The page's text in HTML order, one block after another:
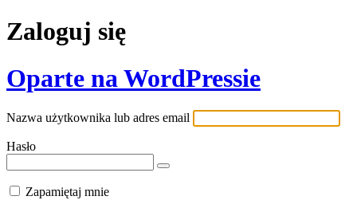
Zaloguj się
Oparte na WordPressie
Nazwa użytkownika lub adres email
Hasło
Zapamiętaj mnie